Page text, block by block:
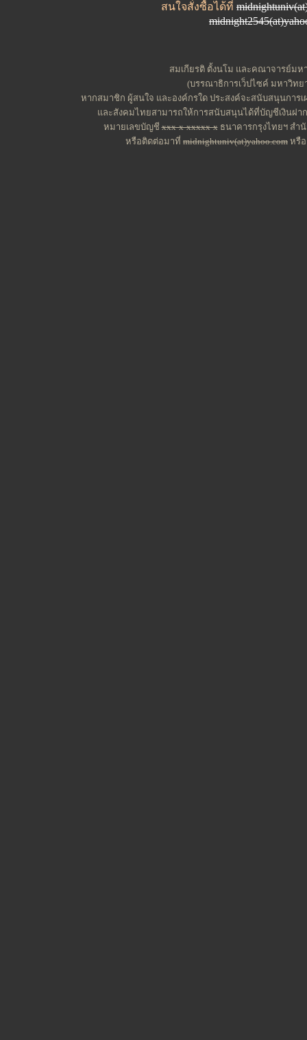
สนใจสั่งซื้อได้ที่
สมเกียรติ ตั้งนโม และคณาจารย์มห
(บรรณาธิการเว็ปไซค์ มหาวิทย
หากสมาชิก ผู้สนใจ และองค์กรใด ประสงค์จะสนับสนุนการ
และสังคมไทยสามารถให้การสนับสนุนได้ที่บัญชีเงินฝา
หมายเลขบัญชีxxx-x-xxxxx-xธนาคารกรุงไทยฯ สำนั
หรือติดต่อมาที่ midnightuniv(at)yahoo.com หรื